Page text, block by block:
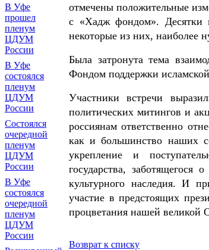
В Уфе
прошел
пленум
ЦДУМ
России
В Уфе
состоялся
пленум
ЦДУМ
России
Состоялся
очередной
пленум
ЦДУМ
России
В Уфе
состоялся
очередной
пленум
ЦДУМ
России
отмечены положительные
с «Хадж фондом». Десятки
некоторые из них, наиболее
Была затронута тема
Фондом поддержки
Участники встречи
политических митингов и
россиянам ответственно
как и большинство наших
укрепление и
государства, заботящегося
культурного наследия. И
участие в предстоящих
процветания нашей великой
Возврат к списку